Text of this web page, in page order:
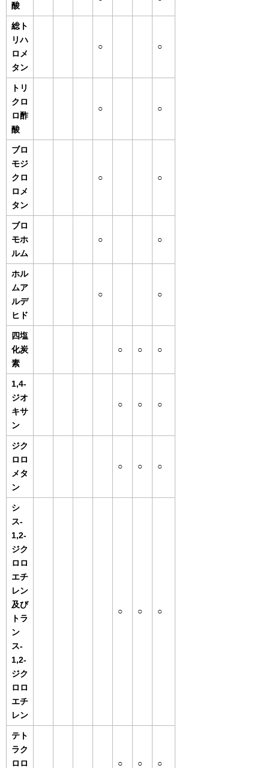
酸
総ト
リハ
ロメ
タン
○ ○
トリ
クロ
ロ酢
酸
○ ○
ブロ
モジ
クロ
ロメ
タン
○ ○
ブロ
モホ
ルム
○ ○
ホル
ムア
ルデ
ヒド
○ ○
四塩
化炭
素
○ ○ ○
1,4-
ジオ
キサ
ン
○ ○ ○
ジク
ロロ
メタ
ン
○ ○ ○
シ
ス-
1,2-
ジク
ロロ
エチ
レン
及び
トラ
ン
ス-
1,2-
ジク
ロロ
エチ
レン
○ ○ ○
テト
ラク
ロロ
○ ○ ○